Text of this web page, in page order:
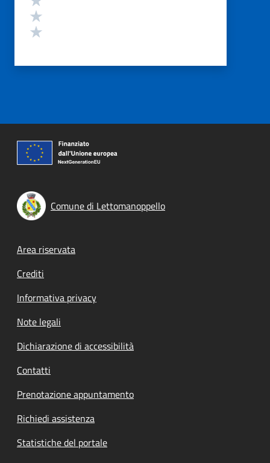
Comune di Lettomanoppello
Footer menu
Area riservata
Crediti
Informativa privacy
Note legali
Dichiarazione di accessibilità
Contatti
Prenotazione appuntamento
Richiedi assistenza
Statistiche del portale